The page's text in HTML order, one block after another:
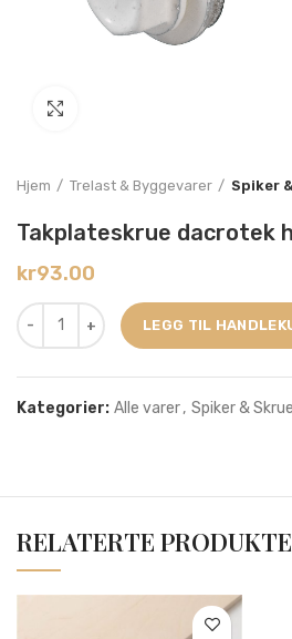
Hjem Trelast & Byggevarer Spiker
Takplateskrue dacrotek
kr93.00
LEGG TIL
Kategorier: Alle varer, Spiker &
RELATERTE